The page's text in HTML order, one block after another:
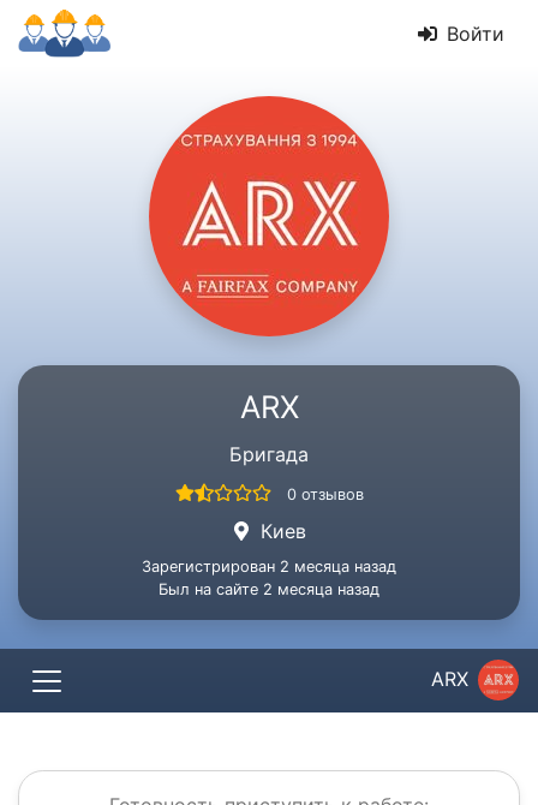
Войти
ARX
Бригада
0 отзывов
Киев
Зарегистрирован 2 месяца назад
Был на сайте 2 месяца назад
ARX